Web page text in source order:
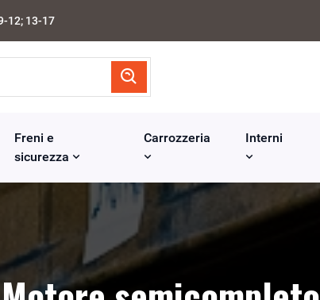
12; 13-17
Freni e
sicurezza
Carrozzeria Interni